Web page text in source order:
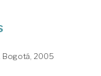
Bogotá, 2005